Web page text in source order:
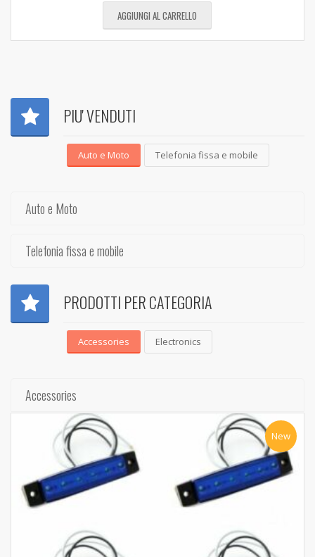
AGGIUNGI AL CARRELLO
PIU' VENDUTI
Auto e Moto Telefonia fissa e mobile
Auto e Moto
Telefonia fissa e mobile
PRODOTTI PER CATEGORIA
Accessories Electronics
Accessories
New